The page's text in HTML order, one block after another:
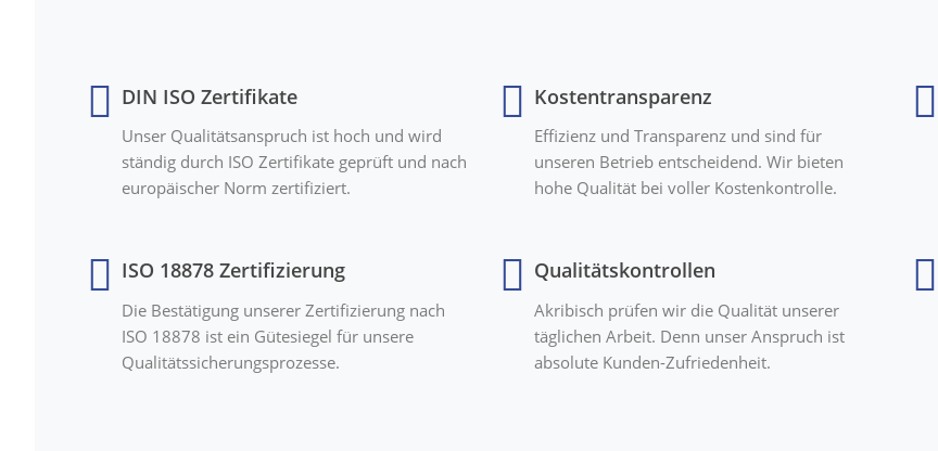
DIN ISO Zertifikate
Unser Qualitätsanspruch ist hoch und wird
ständig durch ISO Zertifikate geprüft und nach
europäischer Norm zertifiziert.
ISO 18878 Zertifizierung
Die Bestätigung unserer Zertifizierung nach
ISO 18878 ist ein Gütesiegel für unsere
Qualitätssicherungsprozesse.
Kostentransparenz
Effizienz und Transparenz und sind für
unseren Betrieb entscheidend. Wir bieten
hohe Qualität bei voller Kostenkontrolle.
Qualitätskontrollen
Akribisch prüfen wir die Qualität unserer
täglichen Arbeit. Denn unser Anspruch ist
absolute Kunden-Zufriedenheit.